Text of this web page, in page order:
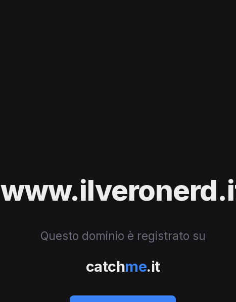
Questo dominio è registrato su
catchme.it